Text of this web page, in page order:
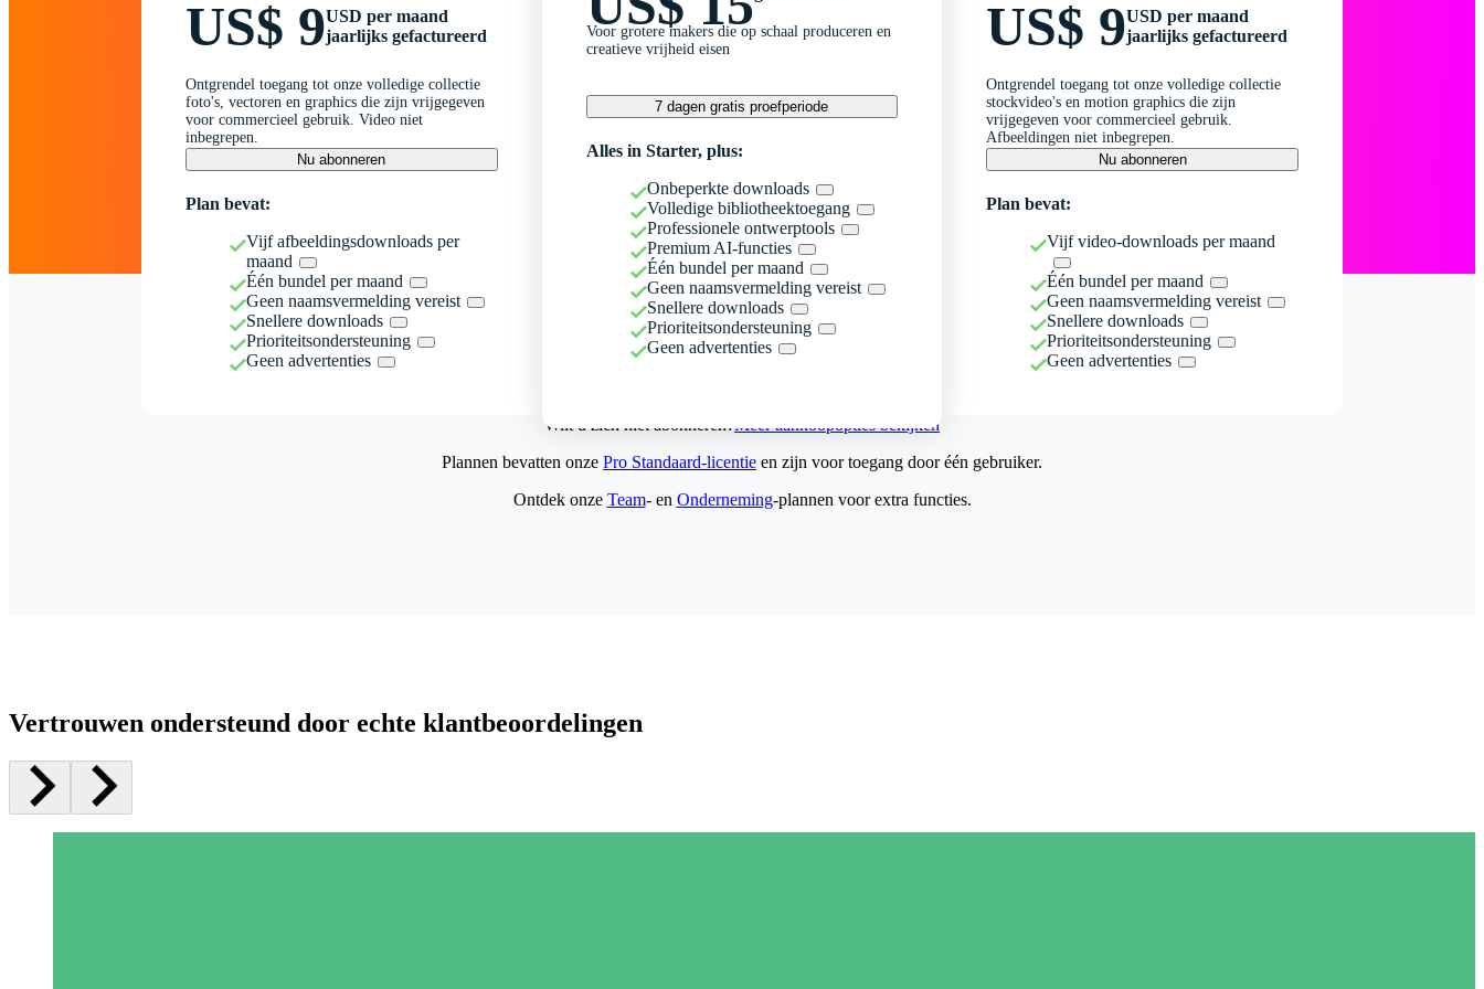
US$ 9USD per maand
jaarlijks gefactureerd
Ontgrendel toegang tot onze volledige collectie
foto's, vectoren en graphics die zijn vrijgegeven
voor commercieel gebruik. Video niet
inbegrepen.
Nu abonneren
Plan bevat:
Vijf afbeeldingsdownloads per
maand
Één bundel per maand
Geen naamsvermelding vereist
Snellere downloads
Prioriteitsondersteuning
Geen advertenties
Voor grotere makers die op schaal produceren en
creatieve vrijheid eisen
7 dagen gratis proefperiode
Alles in Starter, plus:
Onbeperkte downloads
Volledige bibliotheektoegang
Professionele ontwerptools
Premium AI-functies
Één bundel per maand
Geen naamsvermelding vereist
Snellere downloads
Prioriteitsondersteuning
Geen advertenties
US$ 9USD per maand
jaarlijks gefactureerd
Ontgrendel toegang tot onze volledige collectie
stockvideo's en motion graphics die zijn
vrijgegeven voor commercieel gebruik.
Afbeeldingen niet inbegrepen.
Nu abonneren
Plan bevat:
Vijf video-downloads per maand
Één bundel per maand
Geen naamsvermelding vereist
Snellere downloads
Prioriteitsondersteuning
Geen advertenties
Wilt u zich niet abonneren?Meer aankoopopties bekijken
Plannen bevatten onze Pro Standaard-licentie en zijn voor toegang door één gebruiker.
Ontdek onze Team- en Onderneming-plannen voor extra functies.
Vertrouwen ondersteund door echte klantbeoordelingen